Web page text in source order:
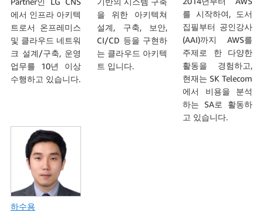
에서 인프라 아키텍
트로서 온프레미스
및 클라우드 네트워
크 설계/구축, 운영
업무를 10년 이상
수행하고 있습니다.
을 위한 아키텍쳐
설계, 구축, 보안,
CI/CD 등을 구현하
는 클라우드 아키텍
트 입니다.
를 시작하여, 도서
집필부터 공인강사
(AAI)까지 AWS를
주제로 한 다양한
활동을 경험하고,
현재는 SK Telecom
에서 비용을 분석
하는 SA로 활동하
고 있습니다.
하수용